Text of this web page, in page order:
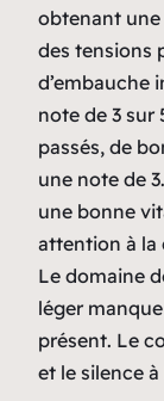
obtenant une
des tensions
d’embauche
note de 3 sur
passés, de
une note de
une bonne
attention à la
Le domaine
léger
présent. Le
et le silence